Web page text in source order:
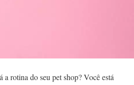
a rotina do seu pet shop? Você está